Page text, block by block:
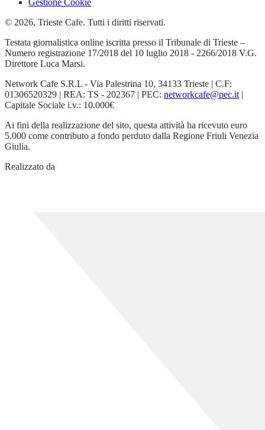
Gestione Cookie
© 2026, Trieste Cafe. Tutti i diritti riservati.
Testata giornalistica online iscritta presso il Tribunale di Trieste –
Numero registrazione 17/2018 del 10 luglio 2018 - 2266/2018 V.G.
Direttore Luca Marsi.
Network Cafe S.R.L - Via Palestrina 10, 34133 Trieste | C.F:
01306520329 | REA: TS - 202367 | PEC: networkcafe@pec.it |
Capitale Sociale i.v.: 10.000€
Ai fini della realizzazione del sito, questa attività ha ricevuto euro
5.000 come contributo a fondo perduto dalla Regione Friuli Venezia
Giulia.
Realizzato da